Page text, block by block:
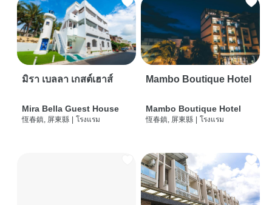
มิรา เบลลา เกสต์เฮาส์
Mira Bella Guest House
恆春鎮, 屏東縣 โรงแรม
Mambo Boutique Hotel
Mambo Boutique Hotel
恆春鎮, 屏東縣 โรงแรม